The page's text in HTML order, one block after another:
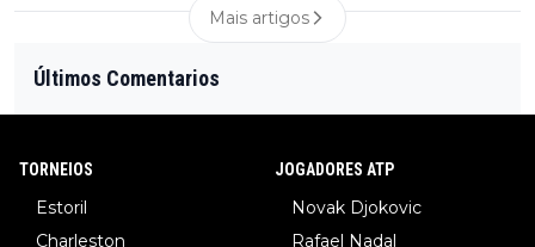
Mais artigos
Últimos Comentarios
TORNEIOS
Estoril
Charleston
JOGADORES ATP
Novak Djokovic
Rafael Nadal